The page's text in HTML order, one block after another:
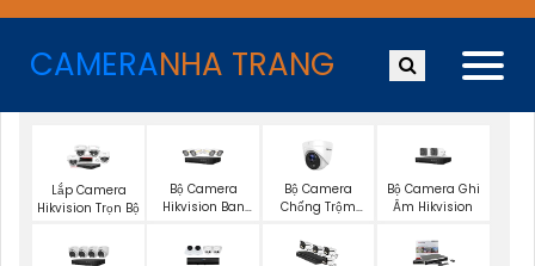
CAMERANHA TRANG
Lắp Camera
Hikvision Trọn Bộ
Bộ Camera
Hikvision Ban
Bộ Camera
Chống Trộm
Bộ Camera Ghi
Âm Hikvision